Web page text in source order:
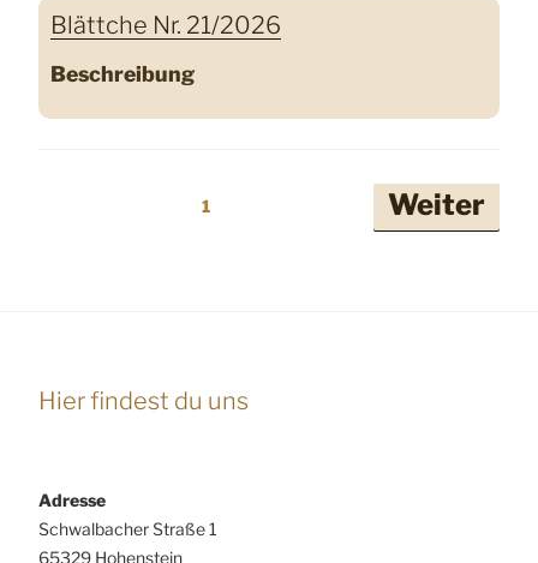
Blättche Nr. 21/2026
Beschreibung
Seitennummerierung
1 Weiter
Hier findest du uns
Adresse
Schwalbacher Straße 1
65329 Hohenstein